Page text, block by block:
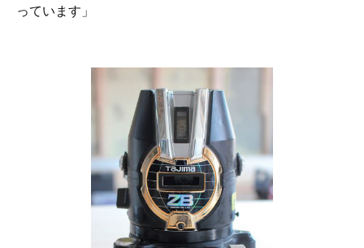
っています」